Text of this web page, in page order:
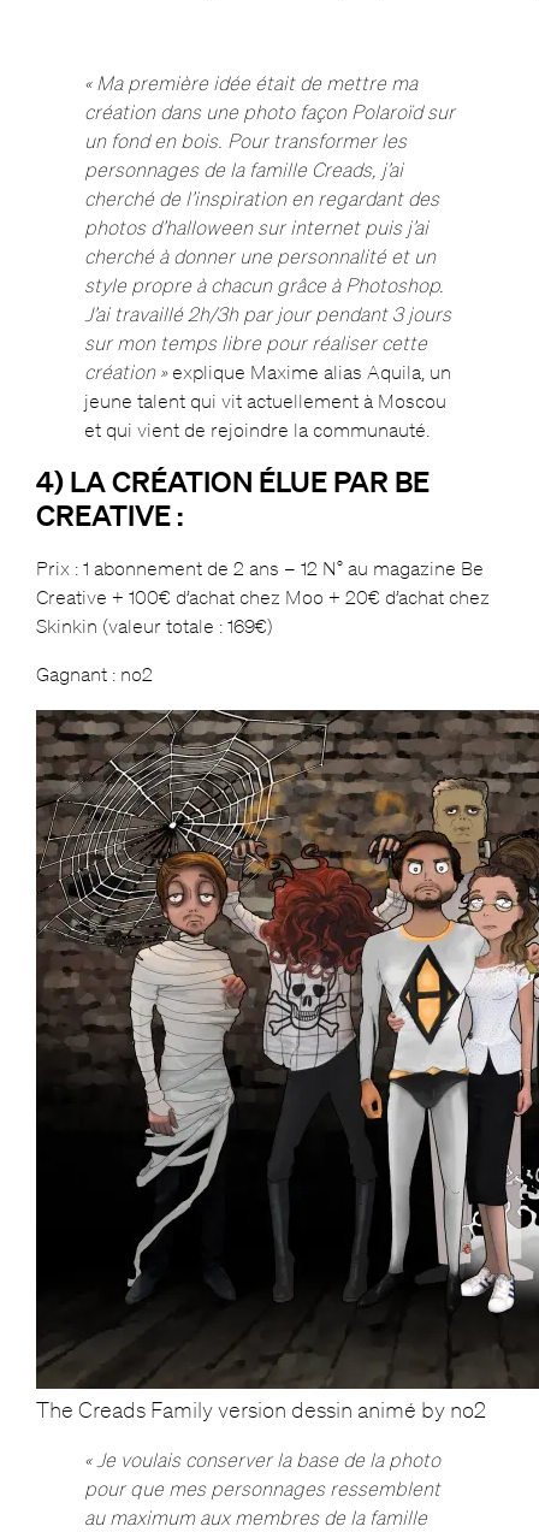
« Ma première idée était de mettre ma
création dans une photo façon Polaroïd sur
un fond en bois. Pour transformer les
personnages de la famille Creads, j’ai
cherché de l’inspiration en regardant des
photos d’halloween sur internet puis j’ai
cherché à donner une personnalité et un
style propre à chacun grâce à Photoshop.
J’ai travaillé 2h/3h par jour pendant 3 jours
sur mon temps libre pour réaliser cette
création » explique Maxime alias Aquila, un
jeune talent qui vit actuellement à Moscou
et qui vient de rejoindre la communauté.
4) LA CRÉATION ÉLUE PAR BE
CREATIVE :
Prix : 1 abonnement de 2 ans – 12 N° au magazine Be
Creative + 100€ d’achat chez Moo + 20€ d’achat chez
Skinkin (valeur totale : 169€)
Gagnant : no2
The Creads Family version dessin animé by no2
« Je voulais conserver la base de la photo
pour que mes personnages ressemblent
au maximum aux membres de la famille